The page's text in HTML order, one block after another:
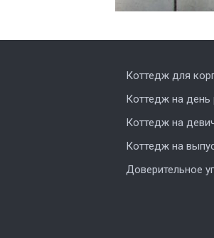
Коттедж для
Коттедж на
Коттедж на
Коттедж на
Доверительное